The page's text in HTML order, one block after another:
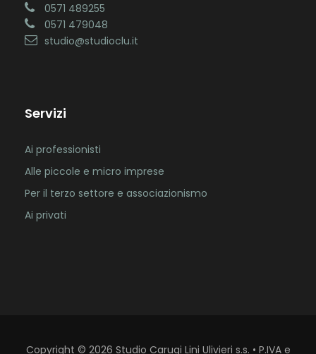
0571 489255
0571 479048
studio@studioclu.it
Servizi
Ai professionisti
Alle piccole e micro imprese
Per il terzo settore e associazionismo
Ai privati
Copyright © 2026 Studio Carugi Lini Ulivieri s.s. • P.IVA e